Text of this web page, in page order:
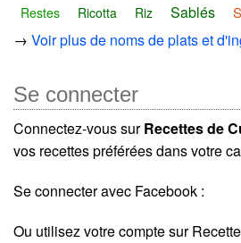
Restes Ricotta Riz Sablés
→ Voir plus de noms de plats et
Se connecter
Connectez-vous surRecettes de
vos recettes préférées dans votre
Se connecter avec Facebook :
Ou utilisez votre compte sur